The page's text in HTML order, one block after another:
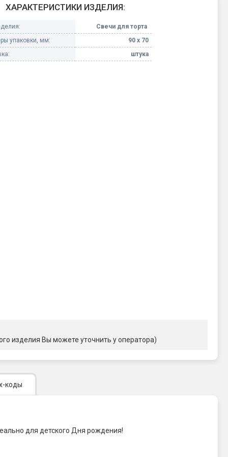
Небесные фонарики
ХАРАКТЕРИСТИКИ ИЗДЕЛИЯ:
Свечи для торта
упаковки, мм:
90 х 70
штука
изделия Вы можете уточнить у оператора)
коды
для детского Дня рождения!